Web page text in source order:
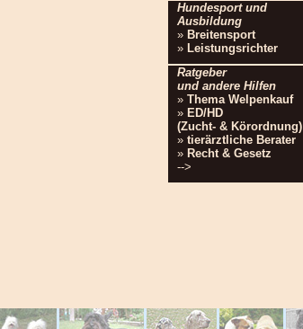
Hundesport und
Ausbildung
» Breitensport
» Leistungsrichter
Ratgeber
und andere Hilfen
» Thema Welpenkauf
» ED/HD
(Zucht- & Körordnung)
» tierärztliche Berater
» Recht & Gesetz
-->